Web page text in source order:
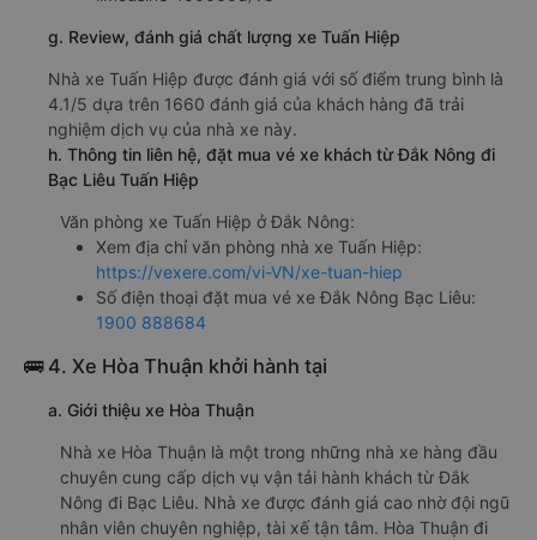
g. Review, đánh giá chất lượng xe Tuấn Hiệp
Nhà xe Tuấn Hiệp được đánh giá với số điểm trung bình là
4.1/5 dựa trên 1660 đánh giá của khách hàng đã trải
nghiệm dịch vụ của nhà xe này.
h. Thông tin liên hệ, đặt mua vé xe khách từ Đắk Nông đi
Bạc Liêu Tuấn Hiệp
Văn phòng xe Tuấn Hiệp ở Đắk Nông:
Xem địa chỉ văn phòng nhà xe Tuấn Hiệp:
https://vexere.com/vi-VN/xe-tuan-hiep
Số điện thoại đặt mua vé xe Đắk Nông Bạc Liêu:
1900 888684
🚌 4. Xe Hòa Thuận khởi hành tại
a. Giới thiệu xe Hòa Thuận
Nhà xe Hòa Thuận là một trong những nhà xe hàng đầu
chuyên cung cấp dịch vụ vận tải hành khách từ Đắk
Nông đi Bạc Liêu. Nhà xe được đánh giá cao nhờ đội ngũ
nhân viên chuyên nghiệp, tài xế tận tâm. Hòa Thuận đi